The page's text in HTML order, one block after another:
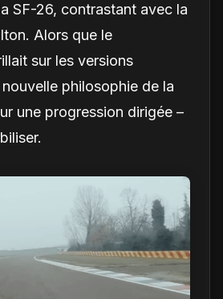
SF-26, contrastant avec la
Alors que le
sur les versions
philosophie de la
une progression dirigée –